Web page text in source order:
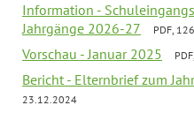
Information -
Jahrgänge 2026-27
PDF,
Vorschau - Januar 2025
Bericht - Elternbrief zum
23.12.2024